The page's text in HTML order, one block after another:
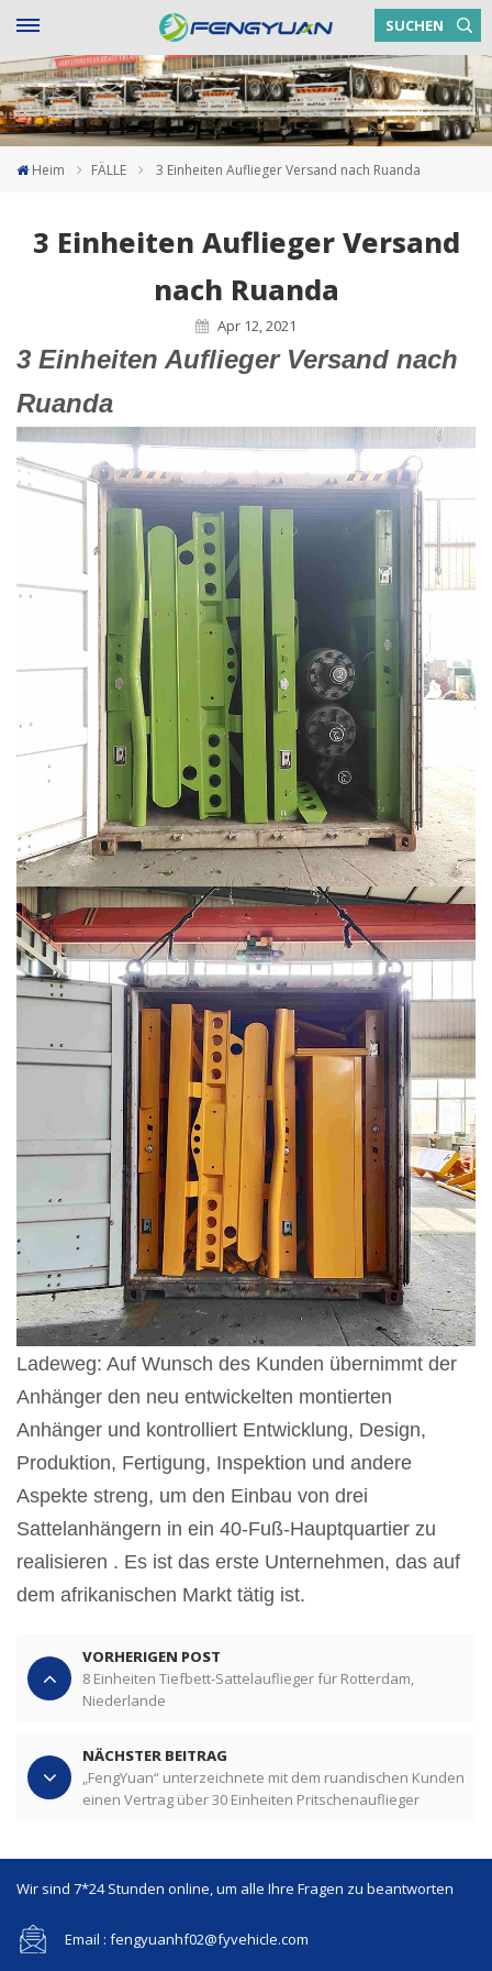
SUCHEN
Heim FÄLLE 3 Einheiten Auflieger Versand nach Ruanda
3 Einheiten Auflieger Versand
nach Ruanda
Apr 12, 2021
3 Einheiten Auflieger Versand nach
Ruanda
Ladeweg: Auf Wunsch des Kunden übernimmt der
Anhänger den neu entwickelten montierten
Anhänger und kontrolliert Entwicklung, Design,
Produktion, Fertigung, Inspektion und andere
Aspekte streng, um den Einbau von drei
Sattelanhängern in ein 40-Fuß-Hauptquartier zu
realisieren . Es ist das erste Unternehmen, das auf
dem afrikanischen Markt tätig ist.
VORHERIGEN POST
8 Einheiten Tiefbett-Sattelauflieger für Rotterdam,
Niederlande
NÄCHSTER BEITRAG
„FengYuan“ unterzeichnete mit dem ruandischen Kunden
einen Vertrag über 30 Einheiten Pritschenauflieger
Wir sind 7*24 Stunden online, um alle Ihre Fragen zu beantworten
Email : fengyuanhf02@fyvehicle.com